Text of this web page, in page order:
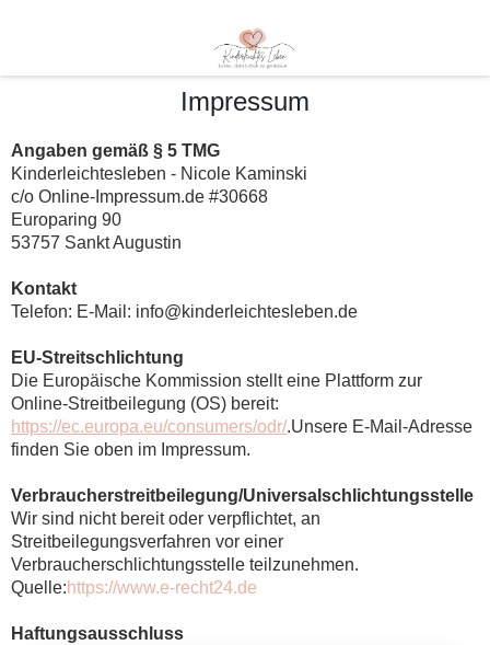
Impressum
Angaben gemäß § 5 TMG
Kinderleichtesleben - Nicole Kaminski
c/o Online-Impressum.de #30668
Europaring 90
53757 Sankt Augustin
Kontakt
Telefon: E-Mail: info@kinderleichtesleben.de
EU-Streitschlichtung
Die Europäische Kommission stellt eine Plattform zur
Online-Streitbeilegung (OS) bereit:
https://ec.europa.eu/consumers/odr/.Unsere E-Mail-Adresse
finden Sie oben im Impressum.
Verbraucher­streit­beilegung/Universal­schlichtungs­stelle
Wir sind nicht bereit oder verpflichtet, an
Streitbeilegungsverfahren vor einer
Verbraucherschlichtungsstelle teilzunehmen.
Quelle:https://www.e-recht24.de
Haftungsausschluss